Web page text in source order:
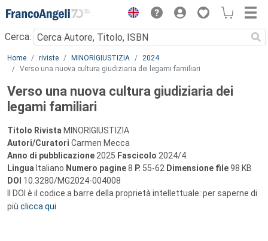
Menu
Cerca:
Main content
Home riviste MINORIGIUSTIZIA
2024
Verso una nuova cultura giudiziaria dei legami familiari
Verso una nuova cultura giudiziaria dei
legami familiari
Titolo Rivista MINORIGIUSTIZIA
Autori/Curatori Carmen Mecca
Anno di pubblicazione 2025 Fascicolo 2024/4
Lingua Italiano Numero pagine8 P. 55-62 Dimensione file98 KB
DOI 10.3280/MG2024-004008
Il DOI è il codice a barre della proprietà intellettuale: per saperne di
più clicca qui